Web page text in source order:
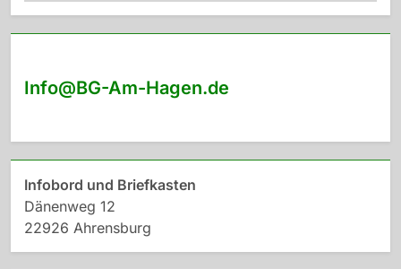
Info@BG-Am-Hagen.de
Infobord und Briefkasten
Dänenweg 12
22926 Ahrensburg